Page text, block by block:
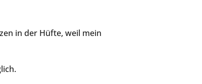
in der Hüfte, weil mein